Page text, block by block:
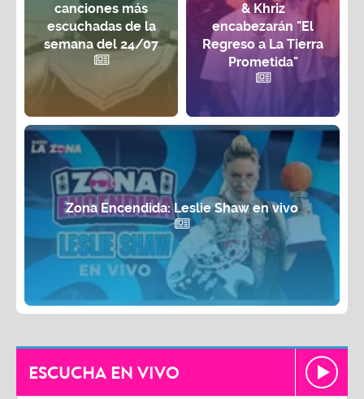
canciones más
escuchadas de la
semana del 24/07
& Khriz
encabezarán "El
Regreso a La Tierra
Prometida"
Zona Encendida: Leslie Shaw en vivo
ESCUCHA EN VIVO